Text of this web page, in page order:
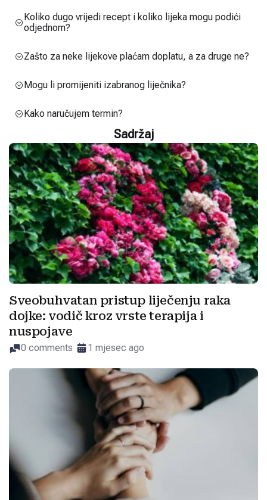
Koliko dugo vrijedi recept i koliko lijeka mogu podići
odjednom?
Zašto za neke lijekove plaćam doplatu, a za druge ne?
Mogu li promijeniti izabranog liječnika?
Kako naručujem termin?
Sadržaj
Sveobuhvatan pristup liječenju raka
dojke: vodič kroz vrste terapija i
nuspojave
0 comments 1 mjesec ago